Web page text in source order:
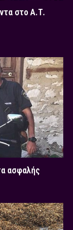
στο Α.Τ.
ασφαλής